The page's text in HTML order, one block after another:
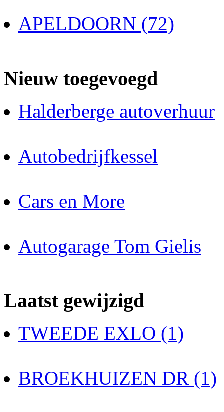
APELDOORN (72)
Nieuw toegevoegd
Halderberge autoverhuur
Autobedrijfkessel
Cars en More
Autogarage Tom Gielis
Laatst gewijzigd
TWEEDE EXLO (1)
BROEKHUIZEN DR (1)